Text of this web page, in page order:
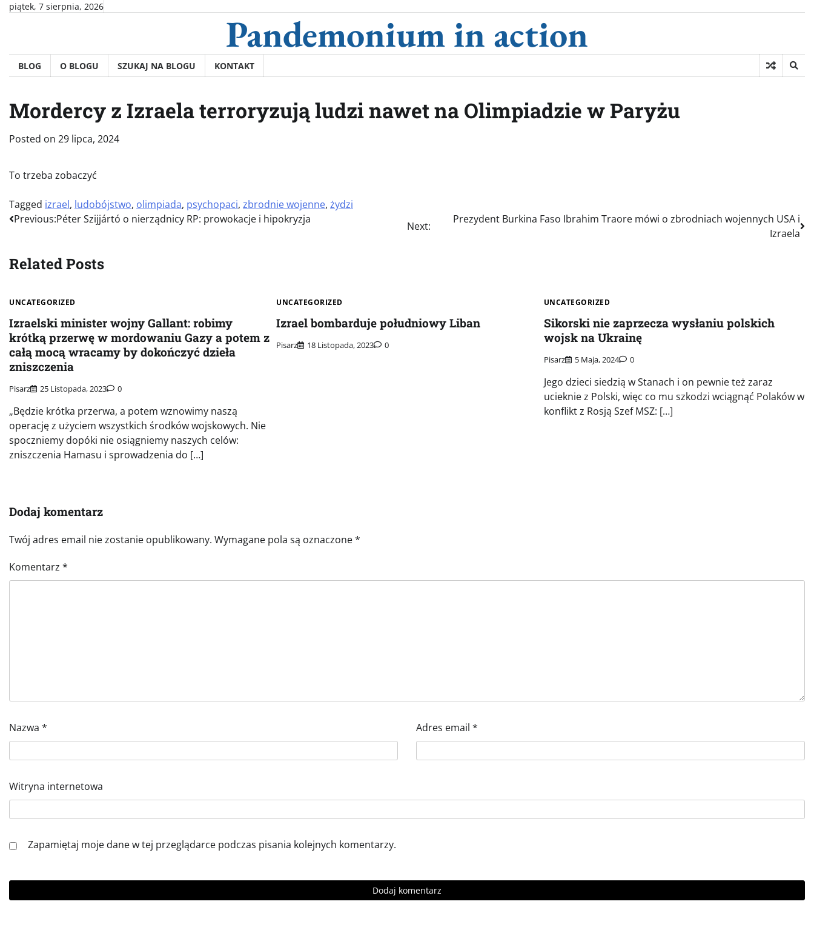
Skippiątek, 7 sierpnia, 2026
Pandemonium in action
BLOG O BLOGU SZUKAJ NA BLOGU KONTAKT
Mordercy z Izraela terroryzują ludzi nawet na Olimpiadzie w Paryżu
Posted on 29 lipca, 2024
To trzeba zobaczyć
Tagged izrael, ludobójstwo, olimpiada, psychopaci, zbrodnie wojenne, żydzi
Nawigacja
Previous:Péter Szijjártó o nierządnicy RP: prowokacje i hipokryzja
Next:
Prezydent Burkina Faso Ibrahim Traore mówi o zbrodniach wojennych USA i
Izraela
Related Posts
UNCATEGORIZED
Izraelski minister wojny Gallant: robimy
krótką przerwę w mordowaniu Gazy a potem z
całą mocą wracamy by dokończyć dzieła
zniszczenia
Pisarz 25 Listopada, 2023 0
„Będzie krótka przerwa, a potem wznowimy naszą
operację z użyciem wszystkich środków wojskowych. Nie
spoczniemy dopóki nie osiągniemy naszych celów:
zniszczenia Hamasu i sprowadzenia do […]
UNCATEGORIZED
Izrael bombarduje południowy Liban
Pisarz 18 Listopada, 2023 0
UNCATEGORIZED
Sikorski nie zaprzecza wysłaniu polskich
wojsk na Ukrainę
Pisarz 5 Maja, 2024 0
Jego dzieci siedzią w Stanach i on pewnie też zaraz
ucieknie z Polski, więc co mu szkodzi wciągnąć Polaków w
konflikt z Rosją Szef MSZ: […]
Dodaj komentarz
Twój adres email nie zostanie opublikowany. Wymagane pola są oznaczone*
Komentarz *
Nazwa * Adres email *
Witryna internetowa
Zapamiętaj moje dane w tej przeglądarce podczas pisania kolejnych komentarzy.